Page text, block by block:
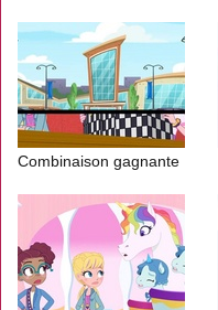
Combinaison gagnante